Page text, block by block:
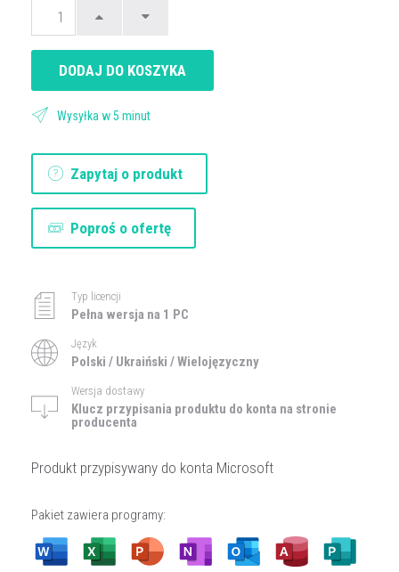
DODAJ DO KOSZYKA
Wysyłka w 5 minut
Zapytaj o produkt
Poproś o ofertę
Typ licencji
Pełna wersja na 1 PC
Język
Polski / Ukraiński / Wielojęzyczny
Wersja dostawy
Klucz przypisania produktu do konta na stronie
producenta
Produkt przypisywany do konta Microsoft
Pakiet zawiera programy: